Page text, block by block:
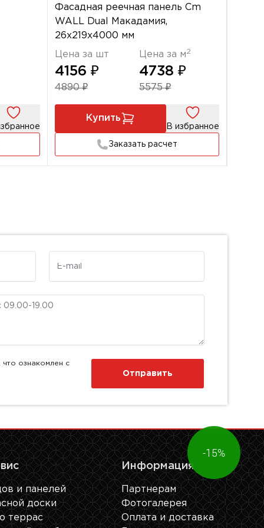
Фасадная реечная панель Cm
WALL Dual Макадамия,
26х219х4000 мм
Цена за шт
4156 ₽
4890 ₽
Цена за м2
4738 ₽
5575 ₽
Купить
В избранное
Заказать расчет
ознакомлен с
Отправить
и панелей
доски
террас
Информация
Партнерам
Фотогалерея
Оплата и доставка
-15%